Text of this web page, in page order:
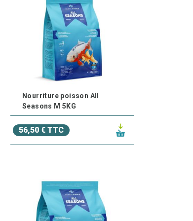
immunitaire et améliorer la
des conditions idéales.
les des Menaces
de maladies, de parasites ou de
pour garantir leurprotection
telles que l’ichthyophthirius
peuvent se réfugier en cas de
optimales dans votre bassin,
Nourriture poisson All
Seasons M 5KG
56,50 € TTC